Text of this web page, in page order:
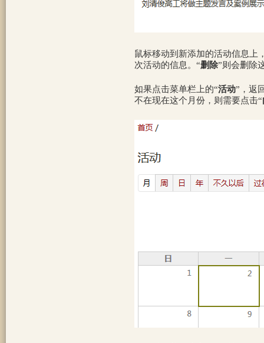
鼠标移动到新添加的活动信息上
次活动的信息。“删除”则会删除
如果点击菜单栏上的“活动”，返
不在现在这个月份，则需要点击“